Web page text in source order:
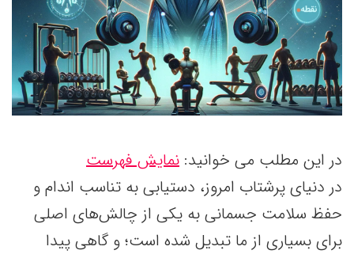
در این مطلب می خوانید: نمایش فهرست
در دنیای پرشتاب امروز، دستیابی به تناسب اندام و
حفظ سلامت جسمانی به یکی از چالش‌های اصلی
برای بسیاری از ما تبدیل شده است؛ و گاهی پیدا